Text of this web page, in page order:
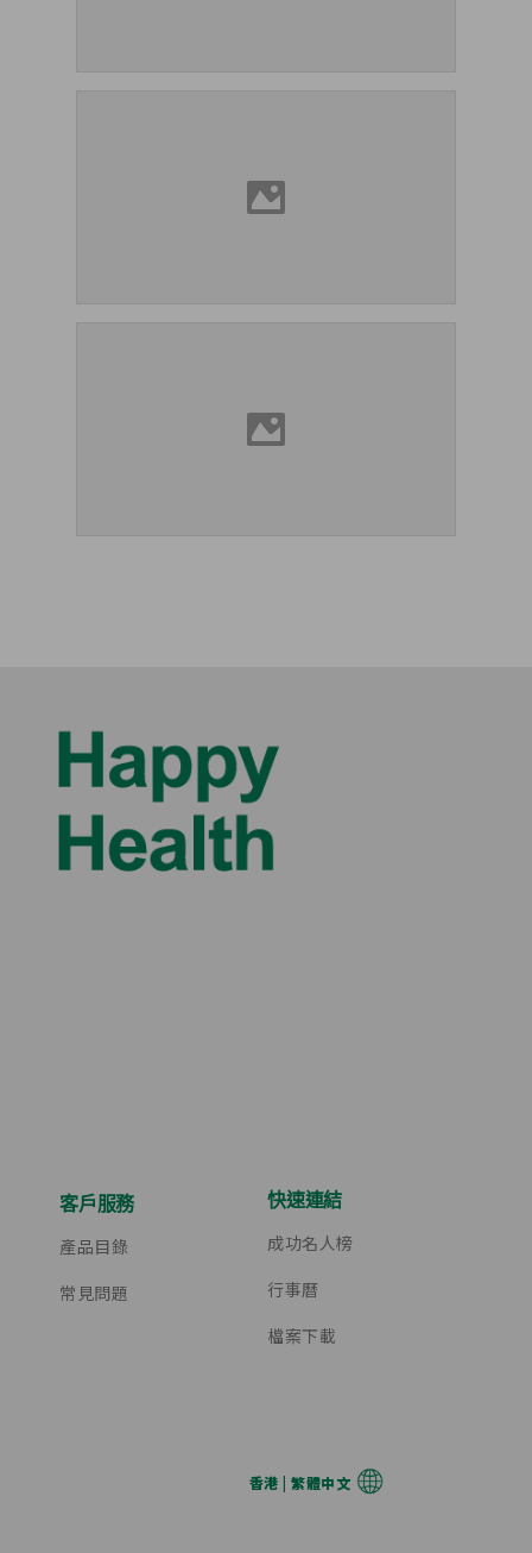
客戶服務
產品目錄
常見問題
快速連結
成功名人榜
行事曆
檔案下載
香港 | 繁體中文